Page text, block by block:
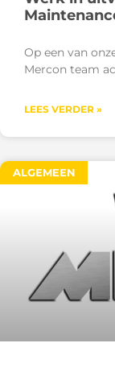
Op een van
Mercon team
LEES VERDER »
ALGEMEEN